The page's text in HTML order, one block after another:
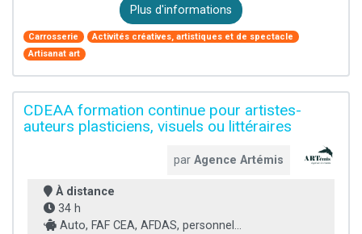
Plus d'informations
Carrosserie
Activités créatives, artistiques et de spectacle
Artisanat art
CDEAA formation continue pour artistes-
auteurs plasticiens, visuels ou littéraires
par Agence Artémis
À distance
34 h
Auto, FAF CEA, AFDAS, personnel...